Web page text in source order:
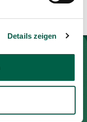
Details zeigen